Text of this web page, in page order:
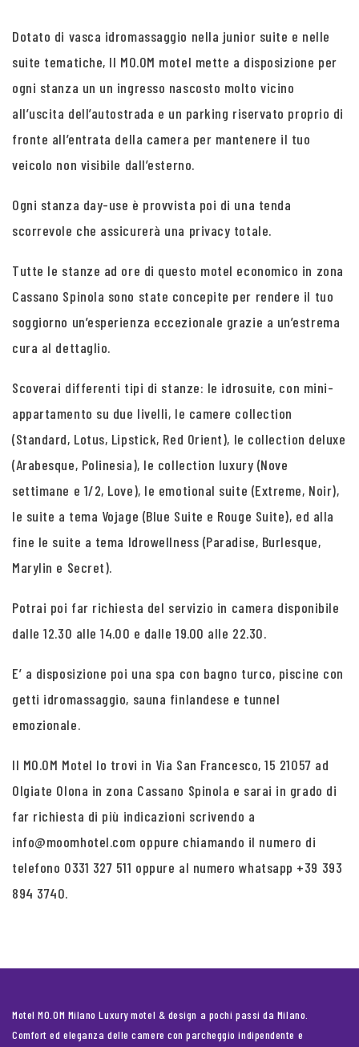
Dotato di vasca idromassaggio nella junior suite e nelle
suite tematiche, Il MO.OM motel mette a disposizione per
ogni stanza un un ingresso nascosto molto vicino
all’uscita dell’autostrada e un parking riservato proprio di
fronte all’entrata della camera per mantenere il tuo
veicolo non visibile dall’esterno.
Ogni stanza day-use è provvista poi di una tenda
scorrevole che assicurerà una privacy totale.
Tutte le stanze ad ore di questo motel economico in zona
Cassano Spinola sono state concepite per rendere il tuo
soggiorno un’esperienza eccezionale grazie a un’estrema
cura al dettaglio.
Scoverai differenti tipi di stanze: le idrosuite, con mini-
appartamento su due livelli, le camere collection
(Standard, Lotus, Lipstick, Red Orient), le collection deluxe
(Arabesque, Polinesia), le collection luxury (Nove
settimane e 1/2, Love), le emotional suite (Extreme, Noir),
le suite a tema Vojage (Blue Suite e Rouge Suite), ed alla
fine le suite a tema Idrowellness (Paradise, Burlesque,
Marylin e Secret).
Potrai poi far richiesta del servizio in camera disponibile
dalle 12.30 alle 14.00 e dalle 19.00 alle 22.30.
E’ a disposizione poi una spa con bagno turco, piscine con
getti idromassaggio, sauna finlandese e tunnel
emozionale.
Il MO.OM Motel lo trovi in Via San Francesco, 15 21057 ad
Olgiate Olona in zona Cassano Spinola e sarai in grado di
far richiesta di più indicazioni scrivendo a
info@moomhotel.com oppure chiamando il numero di
telefono 0331 327 511 oppure al numero whatsapp +39 393
894 3740.
Motel MO.OM Milano Luxury motel & design a pochi passi da Milano.
Comfort ed eleganza delle camere con parcheggio indipendente e